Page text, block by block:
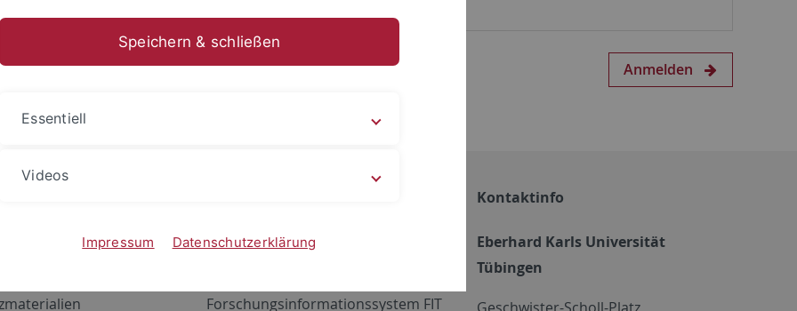
Anmelden
Netzwerk
ALMA
Forschungsinformationssystem FIT
Kontaktinfo
Eberhard Karls Universität
Tübingen
Speichern & schließen
Essentiell
Videos
Impressum Datenschutzerklärung